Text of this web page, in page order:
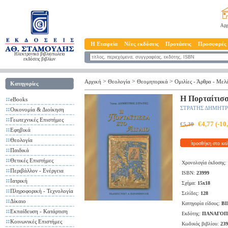
Ηλεκτρονικό βιβλιοπωλείο
εκδόσεις βιβλίων
Η Εταιρεία Νέες εκδόσεις Προτάσεις Προσφορές
Κατηγορίες
eBooks
Οικονομία & Διοίκηση
Γεωτεχνικές Επιστήμες
Εφηβικά
Θεολογία
Παιδικά
Θετικές Επιστήμες
Περιβάλλον - Ενέργεια
Ιατρική
Πληροφορική - Τεχνολογία
Δίκαιο
Εκπαίδευση - Κατάρτιση
Κοινωνικές Επιστήμες
Αρχική > Θεολογία > Θεομητoρικά > Ομιλίες - Άρθρα -
Η
ΣΤΡΑΤΗΣ
€5,30 €4,77 (-
προσθήκη στο
Χρονολογία έκδοσης:
ISBN: 23999
Σχήμα: 15x18
Σελίδες: 128
Κατηγορία είδους:
Εκδότης:
Κωδικός βιβλίου: